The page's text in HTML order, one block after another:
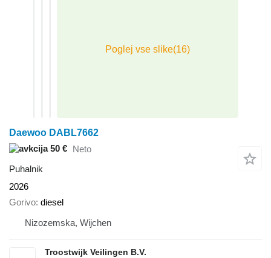
Daewoo DABL7662
50 € Neto
Puhalnik
2026
Gorivo diesel
Nizozemska, Wijchen
Troostwijk Veilingen B.V.